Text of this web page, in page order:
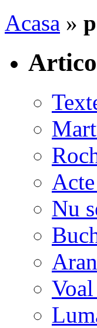
Acasa »
Nu